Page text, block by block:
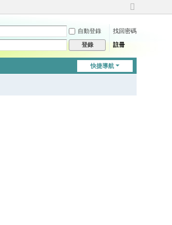
切
到
自動登錄
找回密碼
登錄 註冊
快捷導航